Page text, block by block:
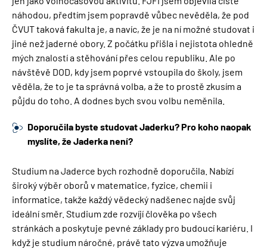
náhodou, předtím jsem popravdě vůbec nevěděla, že pod
ČVUT taková fakulta je, a navíc, že je na ní možné studovat i
jiné než jaderné obory. Z počátku přišla i nejistota ohledně
mých znalostí a stěhování přes celou republiku. Ale po
návštěvě DOD, kdy jsem poprvé vstoupila do školy, jsem
věděla, že to je ta správná volba, a že to prostě zkusím a
půjdu do toho. A dodnes bych svou volbu neměnila.
Doporučila byste studovat Jaderku? Pro koho naopak
myslíte, že Jaderka není?
Studium na Jaderce bych rozhodně doporučila. Nabízí
široký výběr oborů v matematice, fyzice, chemii i
informatice, takže každý vědecký nadšenec najde svůj
ideální směr. Studium zde rozvíjí člověka po všech
stránkách a poskytuje pevné základy pro budoucí kariéru. I
když je studium náročné, právě tato výzva umožňuje